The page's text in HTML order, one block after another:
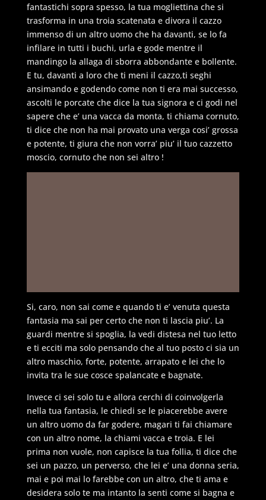
fantastichi sopra spesso, la tua mogliettina che si
trasforma in una troia scatenata e divora il cazzo
immenso di un altro uomo che ha davanti, se lo fa
infilare in tutti i buchi, urla e gode mentre il
mandingo la allaga di sborra abbondante e bollente.
E tu, davanti a loro che ti meni il cazzo,ti seghi
ansimando e godendo come non ti era mai successo,
ascolti le porcate che dice la tua signora e ci godi nel
sapere che e’ una vacca da monta, ti chiama cornuto,
ti dice che non ha mai provato una verga cosi’ grossa
e potente, ti giura che non vorra’ piu’ il tuo cazzetto
moscio, cornuto che non sei altro !
Si, caro, non sai come e quando ti e’ venuta questa
fantasia ma sai per certo che non ti lascia piu’. La
guardi mentre si spoglia, la vedi distesa nel tuo letto
e ti ecciti ma solo pensando che al tuo posto ci sia un
altro maschio, forte, potente, arrapato e lei che lo
invita tra le sue cosce spalancate e bagnate.
Invece ci sei solo tu e allora cerchi di coinvolgerla
nella tua fantasia, le chiedi se le piacerebbe avere
un altro uomo da far godere, magari ti fai chiamare
con un altro nome, la chiami vacca e troia. E lei
prima non vuole, non capisce la tua follia, ti dice che
sei un pazzo, un perverso, che lei e’ una donna seria,
mai e poi mai lo farebbe con un altro, che ti ama e
desidera solo te ma intanto la senti come si bagna e